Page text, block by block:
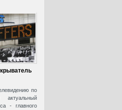
по
актуальный
- главного